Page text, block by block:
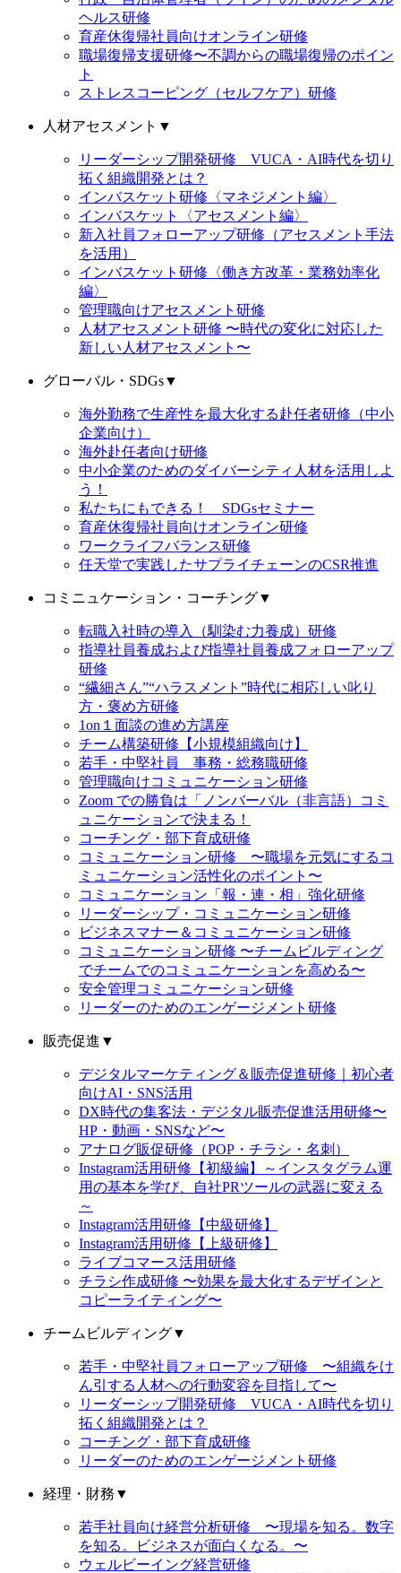
ヘルス研修
育産休復帰社員向けオンライン研修
職場復帰支援研修〜不調からの職場復帰のポイン
ト
ストレスコーピング（セルフケア）研修
人材アセスメント ▼
リーダーシップ開発研修 VUCA・AI時代を切り
拓く組織開発とは？
インバスケット研修〈マネジメント編〉
インバスケット〈アセスメント編〉
新入社員フォローアップ研修（アセスメント手法
を活用）
インバスケット研修〈働き方改革・業務効率化
編〉
管理職向けアセスメント研修
人材アセスメント研修 〜時代の変化に対応した
新しい人材アセスメント〜
グローバル・SDGs▼
海外勤務で生産性を最大化する赴任者研修（中小
企業向け）
海外赴任者向け研修
中小企業のためのダイバーシティ人材を活用しよ
う！
私たちにもできる！ SDGsセミナー
育産休復帰社員向けオンライン研修
ワークライフバランス研修
任天堂で実践したサプライチェーンのCSR推進
コミニュケーション・コーチング▼
転職入社時の導入（馴染む力養成）研修
指導社員養成および指導社員養成フォローアップ
研修
“繊細さん”“ハラスメント”時代に相応しい叱り
方・褒め方研修
1on１面談の進め方講座
チーム構築研修【小規模組織向け】
若手・中堅社員 事務・総務職研修
管理職向けコミュニケーション研修
Zoom での勝負は「ノンバーバル（非言語）コミ
ュニケーションで決まる！
コーチング・部下育成研修
コミュニケーション研修 〜職場を元気にするコ
ミュニケーション活性化のポイント〜
コミュニケーション「報・連・相」強化研修
リーダーシップ・コミュニケーション研修
ビジネスマナー＆コミュニケーション研修
コミュニケーション研修 〜チームビルディング
でチームでのコミュニケーションを高める〜
安全管理コミュニケーション研修
リーダーのためのエンゲージメント研修
販売促進 ▼
デジタルマーケティング＆販売促進研修｜初心者
向けAI・SNS活用
DX時代の集客法・デジタル販売促進活用研修〜
HP・動画・SNSなど〜
アナログ販促研修（POP・チラシ・名刺）
Instagram活用研修【初級編】～インスタグラム運
用の基本を学び、自社PRツールの武器に変える
～
Instagram活用研修【中級研修】
Instagram活用研修【上級研修】
ライブコマース活用研修
チラシ作成研修 〜効果を最大化するデザインと
コピーライティング〜
チームビルディング▼
若手・中堅社員フォローアップ研修 〜組織をけ
ん引する人材への行動変容を目指して〜
リーダーシップ開発研修 VUCA・AI時代を切り
拓く組織開発とは？
コーチング・部下育成研修
リーダーのためのエンゲージメント研修
経理・財務 ▼
若手社員向け経営分析研修 〜現場を知る。数字
を知る。ビジネスが面白くなる。〜
ウェルビーイング経営研修